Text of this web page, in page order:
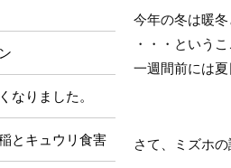
今年の冬は暖
・・・という
一週間前には
さて、ミズホ
なりました。
とキュウリ食害